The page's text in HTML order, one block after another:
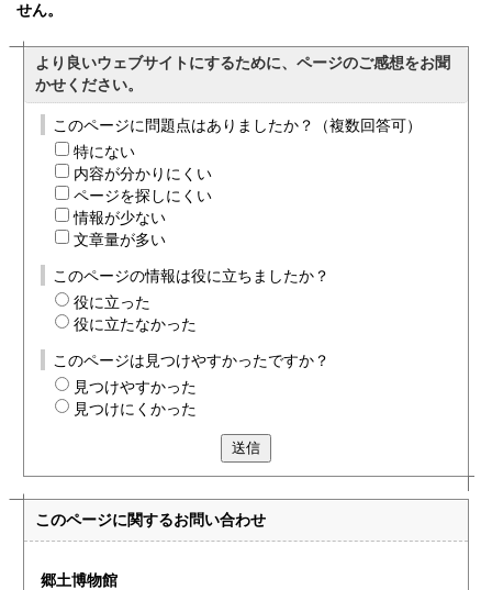
せん。
より良いウェブサイトにするために、ページのご感想をお聞
かせください。
このページに問題点はありましたか？（複数回答可）
特にない
内容が分かりにくい
ページを探しにくい
情報が少ない
文章量が多い
このページの情報は役に立ちましたか？
役に立った
役に立たなかった
このページは見つけやすかったですか？
見つけやすかった
見つけにくかった
送信
このページに関するお問い合わせ
郷土博物館